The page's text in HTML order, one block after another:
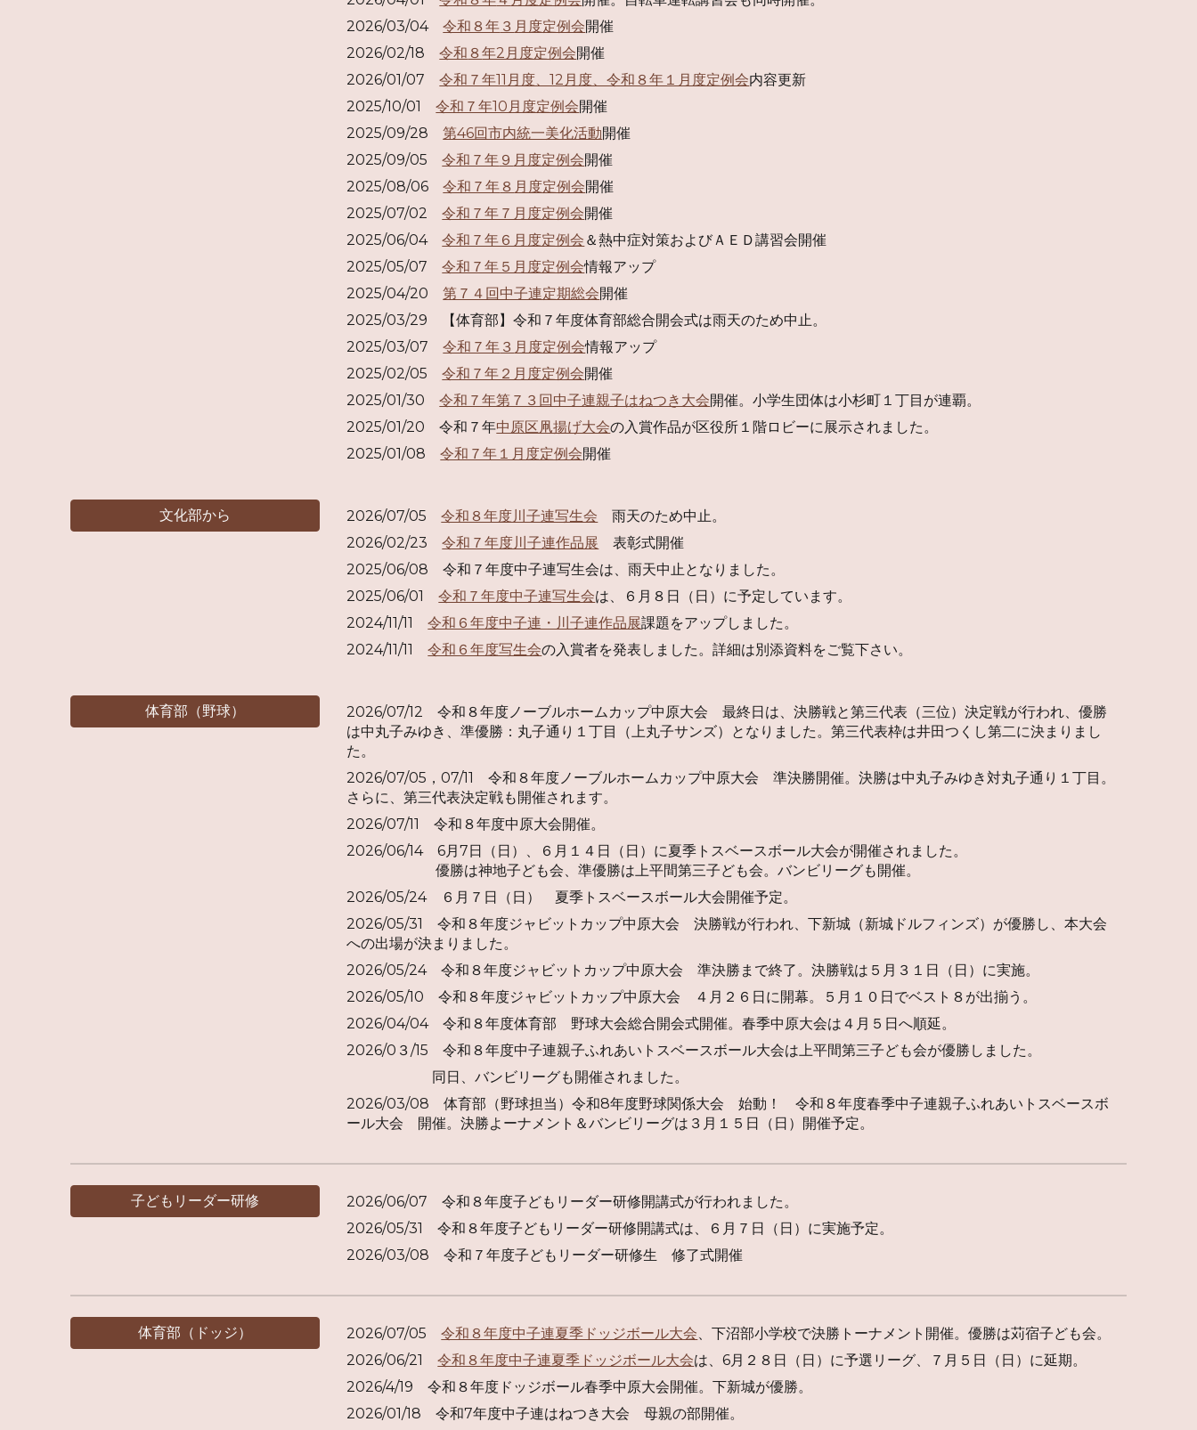
2026/03/04令和８年 ３ 月度定例会開催
2026/02/18令和 ８年2月度定例会開催
2026/01/07令和７年11月度、12月度、令和８年１月度定例会内容更新
2025/10/01令和７年10月度定例会開催
2025/09/28第46回市内統一美化活動開催
2025/09/05令和７年 ９ 月度定例会開催
2025/08/06令和７年８ 月度定例会開催
2025/07/02令和７年７月度定例会開催
2025/06/04令和７年６月度定例会 ＆熱中症対策およびＡＥＤ講習会開催
2025/05/07令和７年５月度定例会情報アップ
2025/04/20第７４回中子連定期総会開催
2025/03/29 【体育部】令和７年度体育部総合開会式は雨天のため中止。
2025/03/07令和７年 ３ 月度定例会情報アップ
2025/02/05令和７年２月度定例会開催
2025/01/30令和７年第７３回中子連親子はねつき大会開催。小学生団体は小杉町１丁目が連覇。
2025/01/20 令和７年中原区凧揚げ大会の入賞作品が区役所１階ロビーに展示されました。
2025/01/08令和７年１月度定例会開催
文化部から 2026/07/05令和８年度川子連写生会 雨天のため中止。
2026/02/23令和７年度川子連作品展 表彰式開催
2025/06/08 令和７年度中子連写生会は、雨天中止となりました。
2025/06/01令和７年度中子連写生会は、６月８日（日）に予定しています。
2024/11/11令和６年度中子連・川子連作品展課題をアップしました。
2024/11/11令和６年度写生会の入賞者を発表しました。詳細は別添資料をご覧下さい。
体育部（野球） 2026/07/12令和８年度ノーブルホームカップ中原大会 最終日は、決勝戦と第三代表（三位）決定戦が行われ、優勝
は中丸子みゆき、準優勝：丸子通り１丁目（上丸子サンズ）となりました。第三代表枠は井田つくし第二に決まりまし
た。
2026/07/05，07/11 令和８年度ノーブルホームカップ中原大会 準決勝開催。決勝は中丸子みゆき対丸子通り１丁目。
さらに、第三代表決定戦も開催されます。
2026/07/11 令和８年度中原大会開催。
2026/06/14 6月7日（日）、６月１４日（日）に夏季トスベースボール大会が開催されました。
優勝は神地子ども会、準優勝は上平間第三子ども会。バンビリーグも開催。
2026/05/24 ６月７日（日） 夏季トスベースボール大会開催予定。
2026/05/31令和８年度ジャビットカップ中原大会 決勝戦が行われ、下新城（新城ドルフィンズ）が優勝し、本大会
への出場が決まりました。
2026/05/24令和８年度ジャビットカップ中原大会 準決勝まで終了。決勝戦は５月３１日（日）に実施。
2026/05/10 令和８年度ジャビットカップ中原大会 ４月２６日に開幕。５月１０日でベスト８が出揃う。
2026/04/04 令和８年度体育部 野球大会総合開会式開催。春季中原大会は４月５日へ順延。
2026/0３/15 令和８年度中子連親子ふれあいトスベースボール大会は上平間第三子ども会が優勝しました。
同日、バンビリーグも開催されました。
2026/03/08 体育部（野球担当）令和8年度野球関係大会 始動！ 令和８年度春季中子連親子ふれあいトスベースボ
ール大会 開催。決勝よーナメント＆バンビリーグは３月１５日（日）開催予定。
子どもリーダー研修 2026/06/07令和８年度子どもリーダー研修開講式が行われました。
2026/05/31 令和８年度子どもリーダー研修開講式は、６月７日（日）に実施予定。
2026/03/08 令和７年度子どもリーダー研修生 修了式開催
体育部（ドッジ） 2026/07/05令和８年度中子連夏季ドッジボール大会、下沼部小学校で決勝トーナメント開催。優勝は苅宿子ども会。
2026/06/21令和８年度中子連夏季ドッジボール大会は、6月２８日（日）に予選リーグ、７月５日（日）に延期。
2026/4/19 令和８年度ドッジボール春季中原大会開催。下新城が優勝。
2026/01/18 令和7年度中子連はねつき大会 母親の部開催。